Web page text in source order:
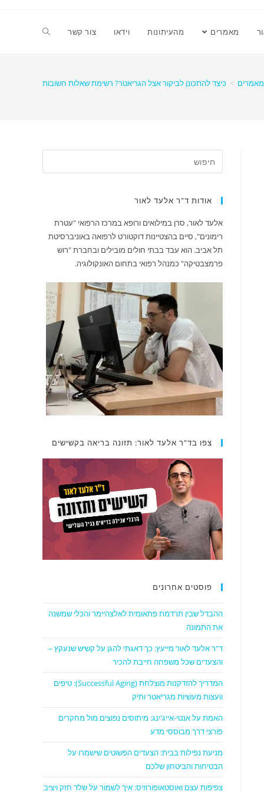
מאמרים מהעיתונות וידאו צור קשר
מאמרים > כיצד להתכונן לביקור אצל הגריאטר? רשימת שאלות חשובות
אודות ד"ר אלעד לאור
אלעד לאור, סרן במילואים ורופא במרכז הרפואי "עטרת
רימונים", סיים בהצטיינות דוקטורט לרפואה באוניברסיטת
תל אביב. הוא עבד בבתי חולים מובילים ובחברת "רוש
פרמצבטיקה" כמנהל רפואי בתחום האונקולוגיה.
צפו בד"ר אלעד לאור: תזונה בריאה בקשישים
פוסטים אחרונים
ההבדל שבין תרדמת פתאומית לאלצהיימר והכלי שמשנה
את התמונה
ד"ר אלעד לאור מייעץ: כך דאגתי להגן על קשיש שנעקץ –
והצעדים שכל משפחה חייבת להכיר
המדריך להזדקנות מוצלחת (Successful Aging): טיפים
וועצות מעשיות מגריאטר ותיק
האמת על אנטי-אייג'ינג: מיתוסים נפוצים מול מחקרים
פורצי דרך מבוססי מדע
מניעת נפילות בבית: הצעדים הפשוטים שישמרו על
הבטיחות והביטחון שלכם
צפיפות עצם ואוסטאופורוזיס: איך לשמור על שלד חזק ויציב